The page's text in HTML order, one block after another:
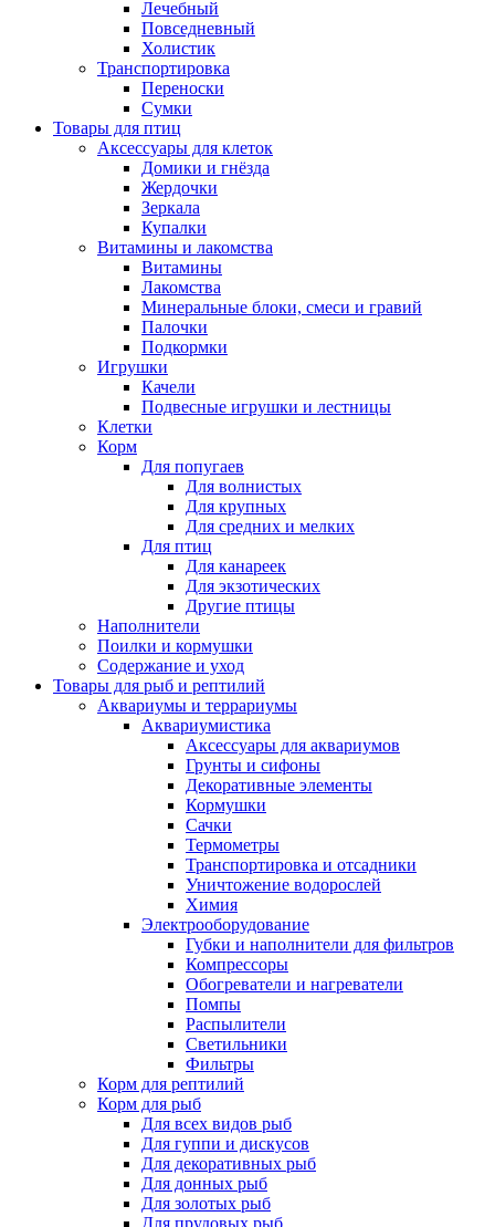
Лечебный
Повседневный
Холистик
Транспортировка
Переноски
Сумки
Товары для птиц
Аксессуары для клеток
Домики и гнёзда
Жердочки
Зеркала
Купалки
Витамины и лакомства
Витамины
Лакомства
Минеральные блоки, смеси и гравий
Палочки
Подкормки
Игрушки
Качели
Подвесные игрушки и лестницы
Клетки
Корм
Для попугаев
Для волнистых
Для крупных
Для средних и мелких
Для птиц
Для канареек
Для экзотических
Другие птицы
Наполнители
Поилки и кормушки
Содержание и уход
Товары для рыб и рептилий
Аквариумы и террариумы
Аквариумистика
Аксессуары для аквариумов
Грунты и сифоны
Декоративные элементы
Кормушки
Сачки
Термометры
Транспортировка и отсадники
Уничтожение водорослей
Химия
Электрооборудование
Губки и наполнители для фильтров
Компрессоры
Обогреватели и нагреватели
Помпы
Распылители
Светильники
Фильтры
Корм для рептилий
Корм для рыб
Для всех видов рыб
Для гуппи и дискусов
Для декоративных рыб
Для донных рыб
Для золотых рыб
Для прудовых рыб